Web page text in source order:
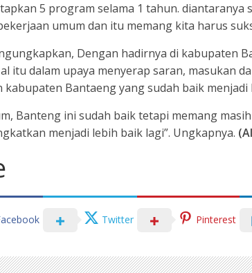
5 program selama 1 tahun. diantaranya
umum dan itu memang kita harus
Dengan hadirnya di kabupaten
itu dalam upaya menyerap saran, masukan
kabupaten Bantaeng yang sudah baik menjadi
Banteng ini sudah baik tetapi memang
menjadi lebih baik lagi”. Ungkapnya.
Twitter Pinterest